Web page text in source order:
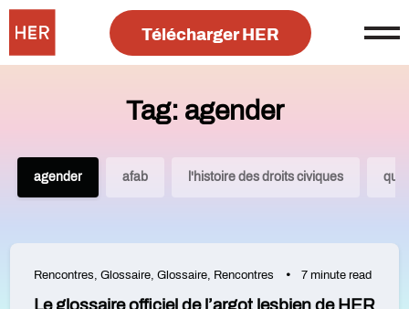
Télécharger HER
Tag: agender
agender afab l'histoire des droits civiques
Rencontres, Glossaire, Glossaire, Rencontres 7 minute read
Le glossaire officiel de l’argot lesbien de HER